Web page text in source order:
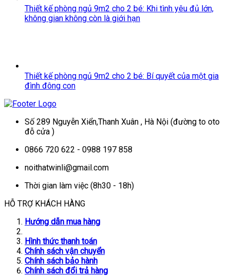
Thiết kế phòng ngủ 9m2 cho 2 bé: Khi tình yêu đủ lớn,
không gian không còn là giới hạn
Thiết kế phòng ngủ 9m2 cho 2 bé: Bí quyết của một gia
đình đông con
Số 289 Nguyễn Xiển,Thanh Xuân , Hà Nội (đường to oto
đỗ cửa )
0866 720 622 - 0988 197 858
noithatwinli@gmail.com
Thời gian làm việc (8h30 - 18h)
HỖ TRỢ KHÁCH HÀNG
Hướng dẫn mua hàng
Hình thức thanh toán
Chính sách vận chuyển
Chính sách bảo hành
Chính sách đổi trả hàng